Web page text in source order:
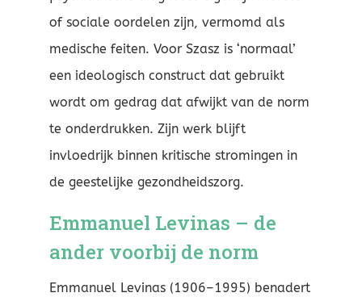
of sociale oordelen zijn, vermomd als
medische feiten. Voor Szasz is ‘normaal’
een ideologisch construct dat gebruikt
wordt om gedrag dat afwijkt van de norm
te onderdrukken. Zijn werk blijft
invloedrijk binnen kritische stromingen in
de geestelijke gezondheidszorg.
Emmanuel Levinas – de
ander voorbij de norm
Emmanuel Levinas (1906–1995) benadert